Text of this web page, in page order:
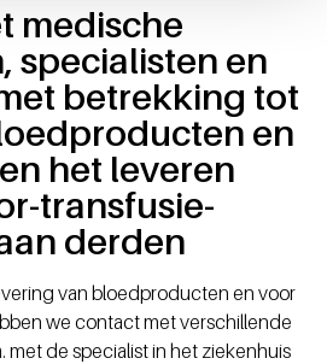
medische
specialisten en
betrekking tot
en
het leveren
transfusie-
derden
van bloedproducten en voor
we contact met verschillende
met de specialist in het ziekenhuis